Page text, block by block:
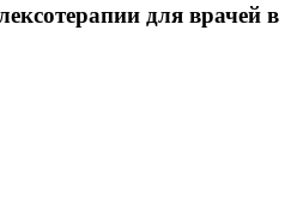
для врачей в